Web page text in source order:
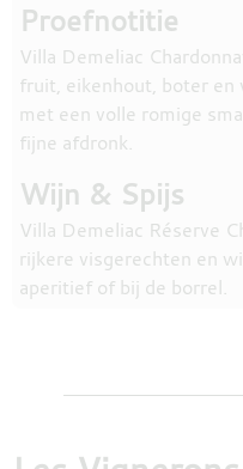
Proefnotitie
Villa Demeliac
fruit, eikenhout, boter en
met een volle romige
fijne afdronk.
Wijn & Spijs
Villa Demeliac Réserve
rijkere visgerechten en
aperitief of bij de borrel.